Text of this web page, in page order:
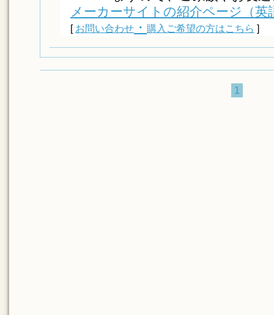
メーカーサイトの紹介ページ（英
[ お問い合わせ ・ 購入ご希望の方はこちら ]
1